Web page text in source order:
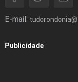
E-mail:
Publicidade